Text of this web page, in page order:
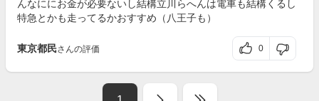
んなににお金が必要ないし結構立川らへんは電車も結構くるし
特急とかも走ってるかおすすめ（八王子も）
東京都民さんの評価 0